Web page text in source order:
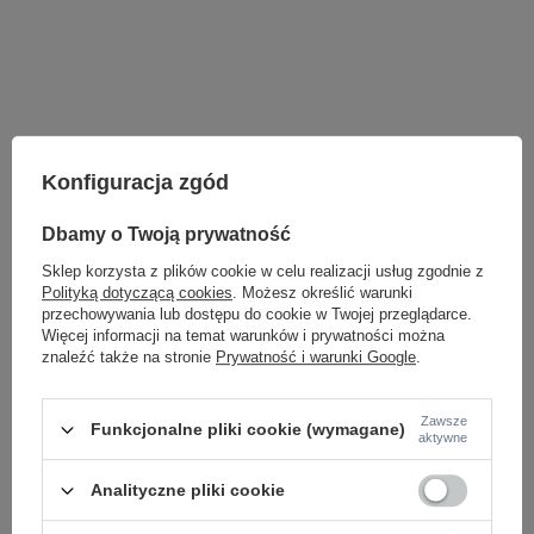
KINKIETY NAD LUSTRO
ŻYRANDOLE
LAMPKI NOCNE
ŻYRANDOLE KRYSZTAŁOWE
LAMPY WISZĄCE CZARNE
LAMPY WISZĄCE - OKRĘGI
Konfiguracja zgód
Dbamy o Twoją prywatność
Sklep korzysta z plików cookie w celu realizacji usług zgodnie z
Polityką dotyczącą cookies. Możesz określić warunki
przechowywania lub dostępu do cookie w Twojej przeglądarce.
Więcej informacji na temat warunków i prywatności można
znaleźć także na stronie Prywatność i warunki Google.
Funkcjonalne pliki cookie (wymagane)
Zawsze
aktywne
Analityczne pliki cookie